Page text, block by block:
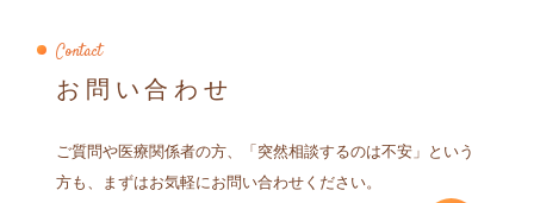
Contact
お問い合わせ
ご質問や医療関係者の方、「突然相談するのは不安」という
方も、まずはお気軽にお問い合わせください。